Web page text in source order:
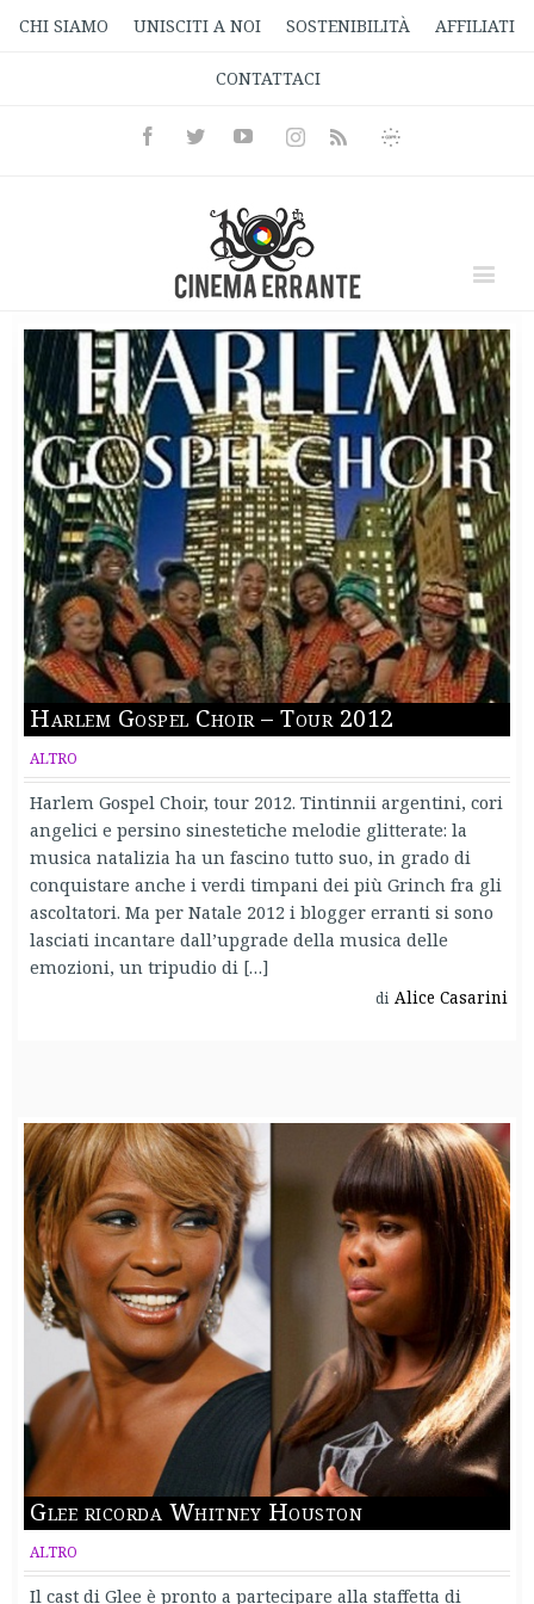
CHI SIAMO UNISCITI A NOI SOSTENIBILITÀ AFFILIATI
CONTATTACI
FacebookTwitterYoutubeInstagramRss
Informativa
Harlem Gospel Choir – Tour 2012
ALTRO
Harlem Gospel Choir, tour 2012. Tintinnii argentini, cori
angelici e persino sinestetiche melodie glitterate: la
musica natalizia ha un fascino tutto suo, in grado di
conquistare anche i verdi timpani dei più Grinch fra gli
ascoltatori. Ma per Natale 2012 i blogger erranti si sono
lasciati incantare dall’upgrade della musica delle
emozioni, un tripudio di […]
di Alice Casarini
Glee ricorda Whitney Houston
ALTRO
Il cast di Glee è pronto a partecipare alla staffetta di